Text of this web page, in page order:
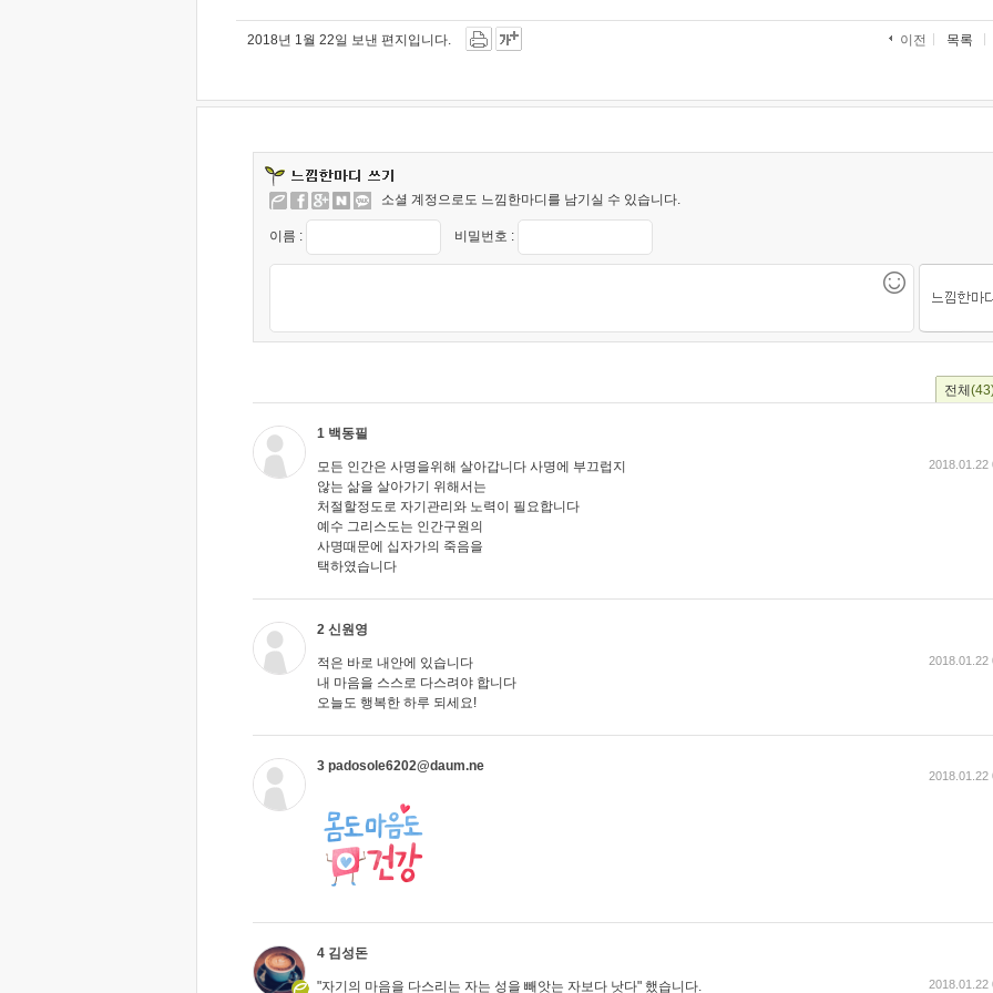
2018년 1월 22일 보낸 편지입니다. 이전 목록
소셜 계정으로도 느낌한마디를 남기실 수 있습니다.
이름 : 비밀번호 :
전체
1 백동필
모든 인간은 사명을위해 살아갑니다 사명에 부끄럽지
않는 삶을 살아가기 위해서는
처절할정도로 자기관리와 노력이 필요합니다
예수 그리스도는 인간구원의
사명때문에 십자가의 죽음을
택하였습니다
2018.01.22
2 신원영
적은 바로 내안에 있습니다
내 마음을 스스로 다스려야 합니다
오늘도 행복한 하루 되세요!
2018.01.22
3 padosole6202@daum.ne
2018.01.22
4 김성돈
"자기의 마음을 다스리는 자는 성을 빼앗는 자보다 낫다" 했습니다. 2018.01.22